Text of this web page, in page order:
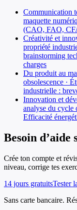
Communication
maquette
(CAO, FAO,
Créativité et
propriété
brainstorming
charges
Du produit au
obsolescence ·
industrielle :
Innovation et
analyse du cycle
Efficacité
Besoin d’aide
Crée ton compte et
niveau, corrige tes
14 jours gratuitsTester
Sans carte bancaire.